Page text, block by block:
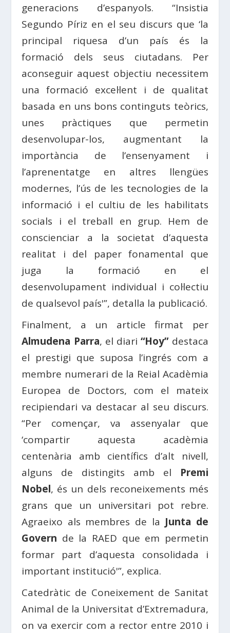
generacions d’espanyols. “Insistia
Segundo Píriz en el seu discurs que ‘la
principal riquesa d’un país és la
formació dels seus ciutadans. Per
aconseguir aquest objectiu necessitem
una formació excel·lent i de qualitat
basada en uns bons continguts teòrics,
unes pràctiques que permetin
desenvolupar-los, augmentant la
importància de l’ensenyament i
l’aprenentatge en altres llengües
modernes, l’ús de les tecnologies de la
informació i el cultiu de les habilitats
socials i el treball en grup. Hem de
conscienciar a la societat d’aquesta
realitat i del paper fonamental que
juga la formació en el
desenvolupament individual i col·lectiu
de qualsevol país'”, detalla la publicació.
Finalment, a un article firmat per
Almudena Parra, el diari“Hoy”destaca
el prestigi que suposa l’ingrés com a
membre numerari de la Reial Acadèmia
Europea de Doctors, com el mateix
recipiendari va destacar al seu discurs.
“Per començar, va assenyalar que
‘compartir aquesta acadèmia
centenària amb científics d’alt nivell,
alguns de distingits amb el Premi
Nobel, és un dels reconeixements més
grans que un universitari pot rebre.
Agraeixo als membres de la Junta de
Govern de la RAED que em permetin
formar part d’aquesta consolidada i
important institució'”, explica.
Catedràtic de Coneixement de Sanitat
Animal de la Universitat d’Extremadura,
on va exercir com a rector entre 2010 i